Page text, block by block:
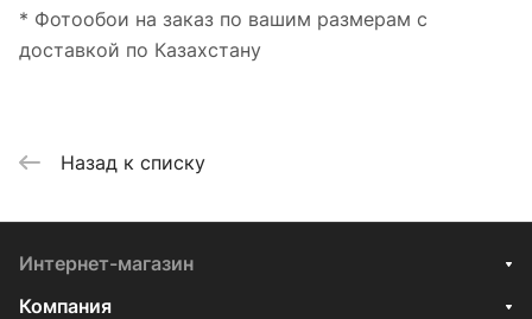
* Фотообои на заказ по вашим размерам с
доставкой по Казахстану
Назад к списку
Интернет-магазин
Компания